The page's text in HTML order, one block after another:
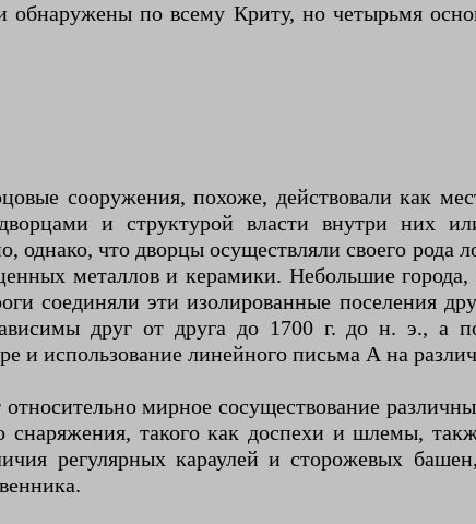
по всему Криту, но четырьмя
сооружения, похоже, действовали как
и структурой власти внутри них
однако, что дворцы осуществляли своего рода
металлов и керамики. Небольшие
соединяли эти изолированные поселения
друг от друга до 1700 г. до н. э., а
и использование линейного письма А на
относительно мирное сосуществование
такого как доспехи и шлемы,
регулярных караулей и сторожевых